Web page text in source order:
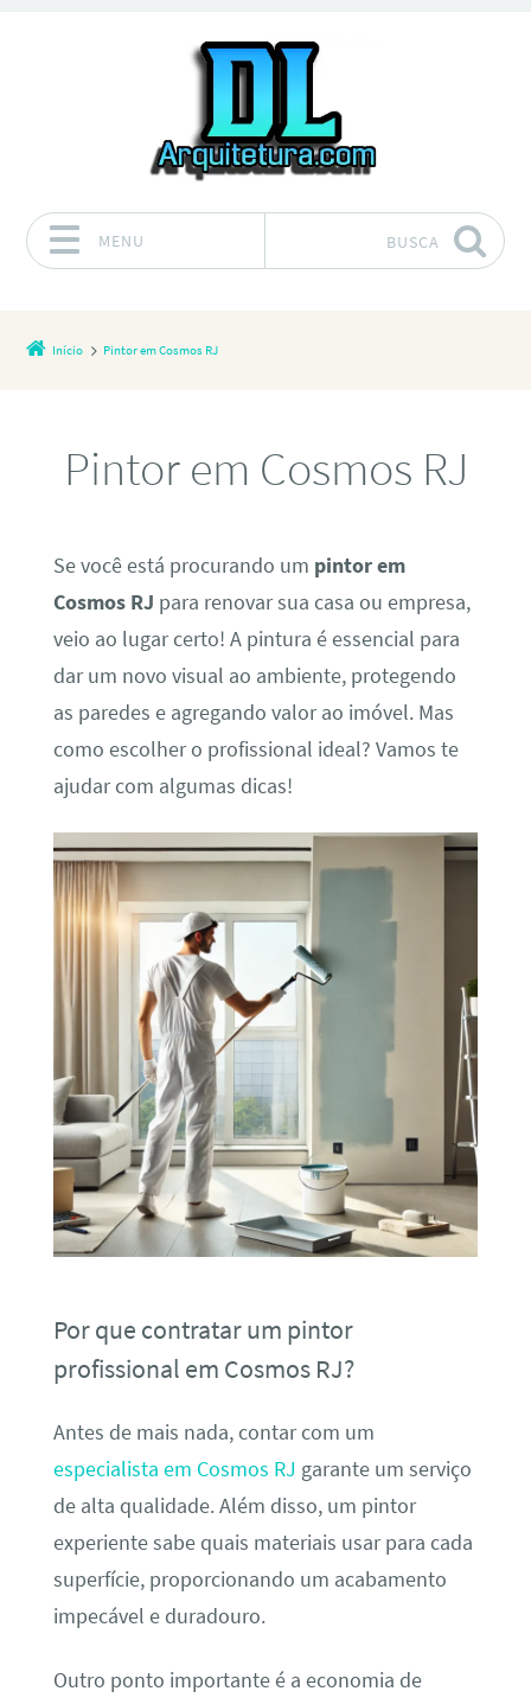
MENU BUSCA
Início Pintor em Cosmos RJ
Pintor em Cosmos RJ
Se você está procurando um pintor em
Cosmos RJ para renovar sua casa ou empresa,
veio ao lugar certo! A pintura é essencial para
dar um novo visual ao ambiente, protegendo
as paredes e agregando valor ao imóvel. Mas
como escolher o profissional ideal? Vamos te
ajudar com algumas dicas!
Por que contratar um pintor
profissional em Cosmos RJ?
Antes de mais nada, contar com um
especialista em Cosmos RJ garante um serviço
de alta qualidade. Além disso, um pintor
experiente sabe quais materiais usar para cada
superfície, proporcionando um acabamento
impecável e duradouro.
Outro ponto importante é a economia de